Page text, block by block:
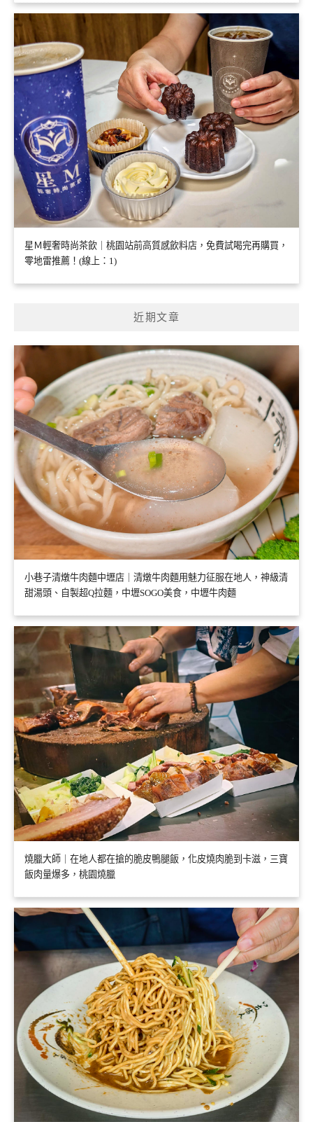
星Ｍ輕奢時尚茶飲｜桃園站前高質感飲料店，免費試喝完再購買，
零地雷推薦！(線上：1)
近期文章
小巷子清燉牛肉麵中壢店｜清燉牛肉麵用魅力征服在地人，神級清
甜湯頭、自製超Q拉麵，中壢SOGO美食，中壢牛肉麵
燒臘大師｜在地人都在搶的脆皮鴨腿飯，化皮燒肉脆到卡滋，三寶
飯肉量爆多，桃園燒臘